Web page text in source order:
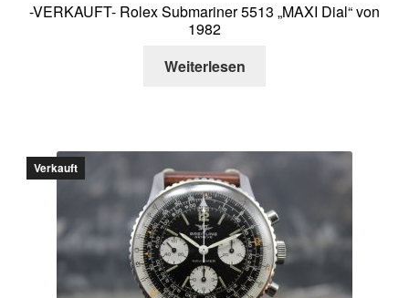
-VERKAUFT- Rolex Submariner 5513 „MAXI Dial“ von
1982
Weiterlesen
Verkauft